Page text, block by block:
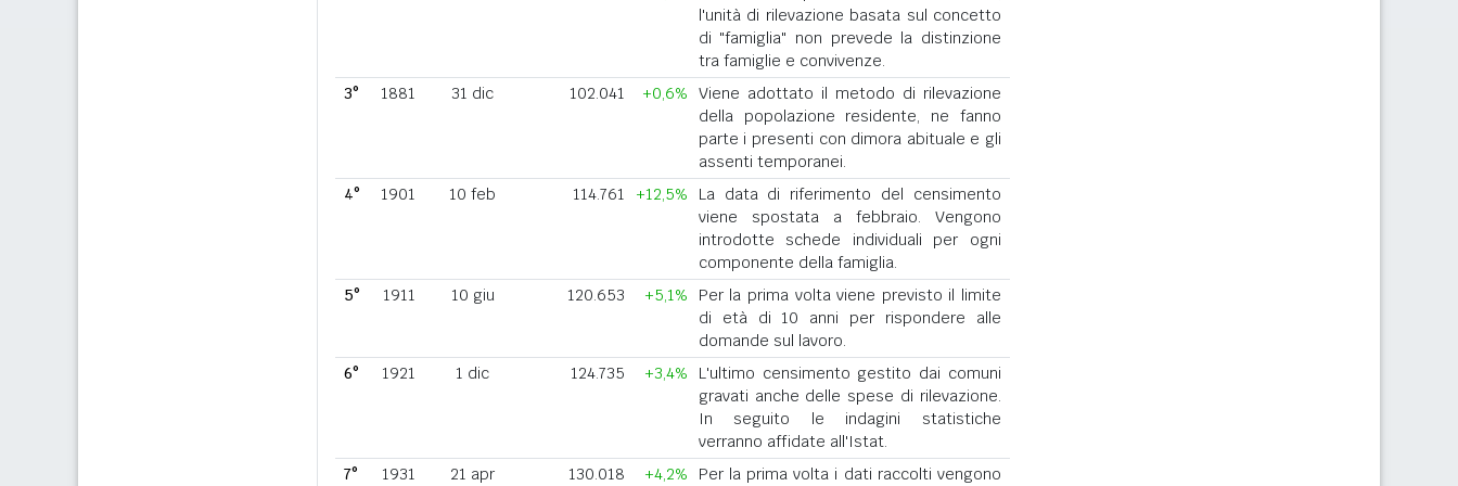
l'unità di rilevazione basata sul concetto
di "famiglia" non prevede la distinzione
tra famiglie e convivenze.
3°
1881 31 dic 102.041 +0,6%
Viene adottato il metodo di rilevazione
della popolazione residente, ne fanno
parte i presenti con dimora abituale e gli
assenti temporanei.
4°
1901 10 feb 114.761 +12,5%
La data di riferimento del censimento
viene spostata a febbraio. Vengono
introdotte schede individuali per ogni
componente della famiglia.
5°
1911 10 giu 120.653 +5,1%
Per la prima volta viene previsto il limite
di età di 10 anni per rispondere alle
domande sul lavoro.
6°
1921 1 dic 124.735 +3,4%
L'ultimo censimento gestito dai comuni
gravati anche delle spese di rilevazione.
In seguito le indagini statistiche
verranno affidate all'Istat.
7°
1931 21 apr 130.018 +4,2%
Per la prima volta i dati raccolti vengono